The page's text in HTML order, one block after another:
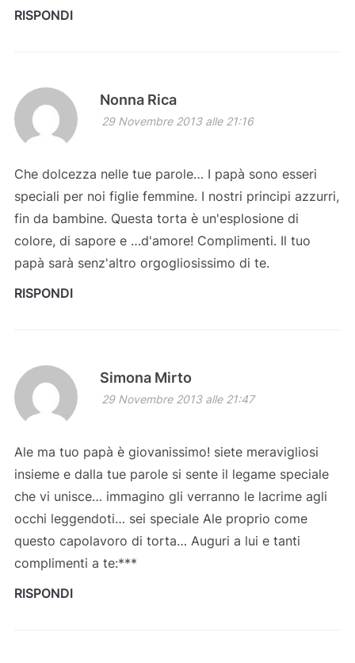
RISPONDI
Nonna Rica
29 Novembre 2013 alle 21:16
Che dolcezza nelle tue parole… I papà sono esseri
speciali per noi figlie femmine. I nostri principi azzurri,
fin da bambine. Questa torta è un'esplosione di
colore, di sapore e …d'amore! Complimenti. Il tuo
papà sarà senz'altro orgogliosissimo di te.
RISPONDI
Simona Mirto
29 Novembre 2013 alle 21:47
Ale ma tuo papà è giovanissimo! siete meravigliosi
insieme e dalla tue parole si sente il legame speciale
che vi unisce… immagino gli verranno le lacrime agli
occhi leggendoti… sei speciale Ale proprio come
questo capolavoro di torta… Auguri a lui e tanti
complimenti a te:***
RISPONDI